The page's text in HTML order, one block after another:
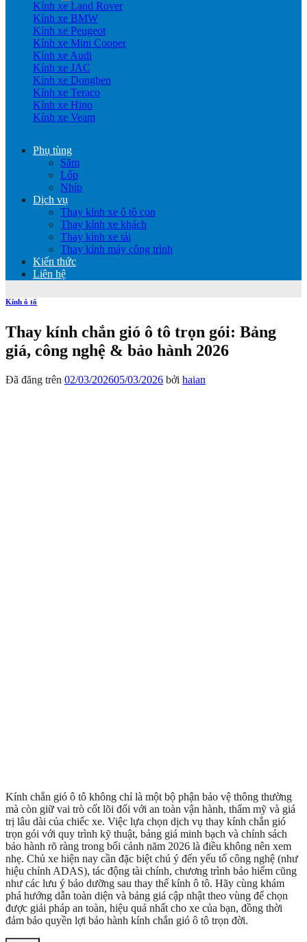
Kính xe Land Rover
Kính xe BMW
Kính xe Peugeot
Kính xe Mini Cooper
Kính xe Audi
Kính xe JAC
Kính xe Dongben
Kính xe Teraco
Kính xe Hino
Kính xe Veam
Phụ tùng
Săm
Lốp
Nhíp
Dịch vụ
Thay kính xe ô tô con
Thay kính xe khách
Thay kính xe tải
Thay kính máy công trình
Kiến thức
Liên hệ
Kính ô tô
Thay kính chắn gió ô tô trọn gói: Bảng
giá, công nghệ & bảo hành 2026
Đã đăng trên 02/03/202605/03/2026 bởi haian
Kính chắn gió ô tô không chỉ là một bộ phận bảo vệ thông thường
mà còn giữ vai trò cốt lõi đối với an toàn vận hành, thẩm mỹ và giá
trị lâu dài của chiếc xe. Việc lựa chọn dịch vụ thay kính chắn gió
trọn gói với quy trình kỹ thuật, bảng giá minh bạch và chính sách
bảo hành rõ ràng trong bối cảnh năm 2026 là điều không nên xem
nhẹ. Chủ xe hiện nay cần đặc biệt chú ý đến yếu tố công nghệ (như
hiệu chỉnh ADAS), tác động tài chính, chương trình bảo hiểm cũng
như các lưu ý bảo dưỡng sau thay thế kính ô tô. Hãy cùng khám
phá hướng dẫn toàn diện và bảng giá cập nhật theo vùng để chọn
được giải pháp an toàn, hiệu quả nhất cho xe của bạn, đồng thời
đảm bảo quyền lợi bảo hành kính chắn gió ô tô trọn đời.